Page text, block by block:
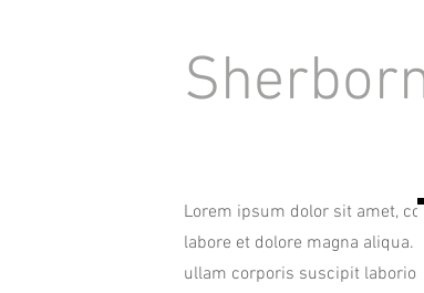
Lorem ipsum dolor sit amet,
labore et dolore magna aliqua.
ullam corporis suscipit